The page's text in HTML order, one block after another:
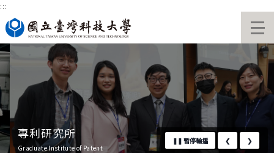
跳
到
主
要
內
容
區
:::
國立臺灣科技大學首頁
❚❚ 暫停輪播 ❮ ❯
專利研究所
Graduate Institute of Patent